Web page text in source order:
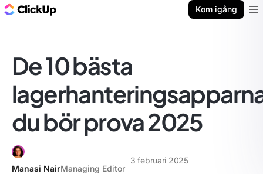
Kom igång
De 10 bästa
du bör prova 2025
Manasi NairManaging Editor
3 februari 2025